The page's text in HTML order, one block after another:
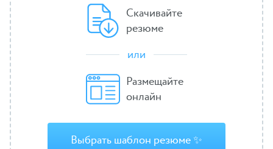
Выбрать шаблон резюме ✨
Скачивайте
резюме
или
Размещайте
онлайн